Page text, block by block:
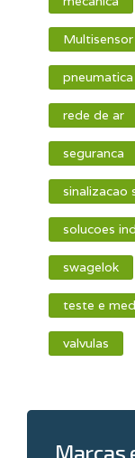
Multisensor
pneumatica
rede de ar
seguranca
sinalizacao
solucoes
swagelok
teste e
valvulas
Marcas